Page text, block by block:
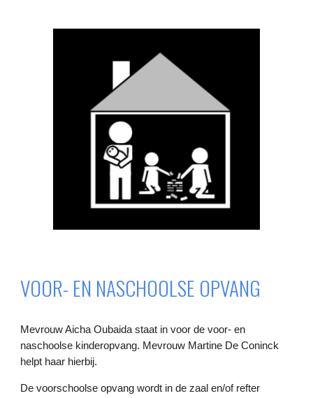
VOOR- EN NASCHOOLSE OPVANG
Mevrouw Aicha Oubaida staat in voor de voor- en
naschoolse kinderopvang. Mevrouw Martine De Coninck
helpt haar hierbij.
De voorschoolse opvang wordt in de zaal en/of refter